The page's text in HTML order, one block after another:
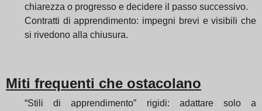
chiarezza o progresso e decidere il passo successivo.
Contratti di apprendimento: impegni brevi e visibili che
si rivedono alla chiusura.
Miti frequenti che ostacolano
“Stili di apprendimento” rigidi: adattare solo a